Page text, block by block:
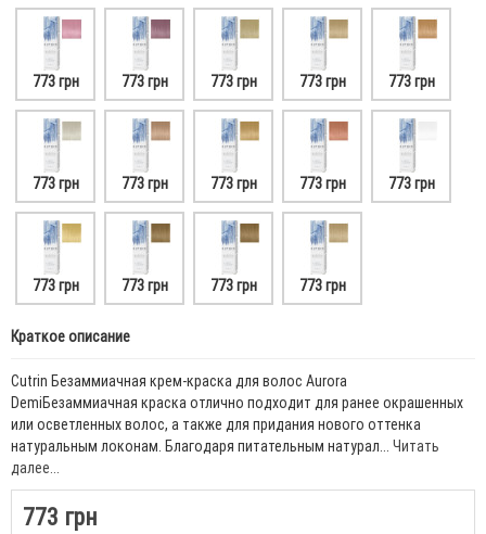
773 грн 773 грн 773 грн 773 грн 773 грн
773 грн 773 грн 773 грн 773 грн 773 грн
773 грн 773 грн 773 грн 773 грн
Краткое описание
Cutrin Безаммиачная крем-краска для волос Aurora
DemiБезаммиачная краска отлично подходит для ранее окрашенных
или осветленных волос, а также для придания нового оттенка
натуральным локонам. Благодаря питательным натурал... Читать
далее...
773 грн